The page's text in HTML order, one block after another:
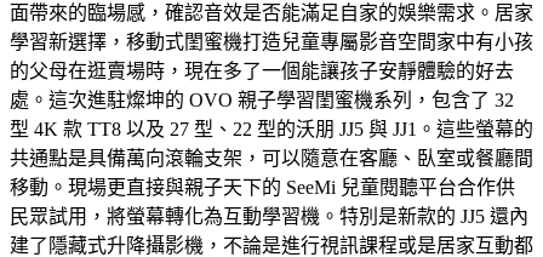
面帶來的臨場感，確認音效是否能滿足自家的娛樂需求。居家
學習新選擇，移動式閨蜜機打造兒童專屬影音空間家中有小孩
的父母在逛賣場時，現在多了一個能讓孩子安靜體驗的好去
處。這次進駐燦坤的 OVO 親子學習閨蜜機系列，包含了 32
型 4K 款 TT8 以及 27 型、22 型的沃朋 JJ5 與 JJ1。這些螢幕的
共通點是具備萬向滾輪支架，可以隨意在客廳、臥室或餐廳間
移動。現場更直接與親子天下的 SeeMi 兒童閱聽平台合作供
民眾試用，將螢幕轉化為互動學習機。特別是新款的 JJ5 還內
建了隱藏式升降攝影機，不論是進行視訊課程或是居家互動都